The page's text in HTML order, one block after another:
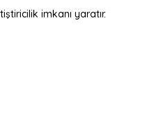
imkanı yaratır.